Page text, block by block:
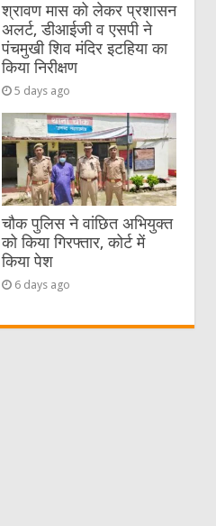
श्रावण मास को लेकर प्रशासन
अलर्ट, डीआईजी व एसपी ने
पंचमुखी शिव मंदिर इटहिया का
किया निरीक्षण
5 days ago
चौक पुलिस ने वांछित अभियुक्त
को किया गिरफ्तार, कोर्ट में
किया पेश
6 days ago